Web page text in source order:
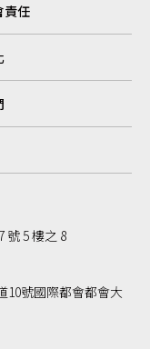
責任
號 5 樓之 8
10號國際都會都會大